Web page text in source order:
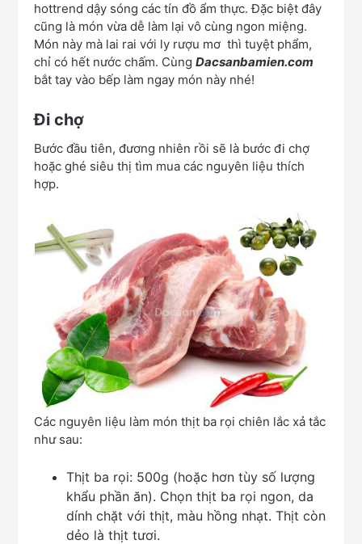
hottrend dậy sóng các tín đồ ẩm thực. Đặc biệt đây
cũng là món vừa dễ làm lại vô cùng ngon miệng.
Món này mà lai rai với ly rượu mơ thì tuyệt phẩm,
chỉ có hết nước chấm. CùngDacsanbamien.com
bắt tay vào bếp làm ngay món này nhé!
Đi chợ
Bước đầu tiên, đương nhiên rồi sẽ là bước đi chợ
hoặc ghé siêu thị tìm mua các nguyên liệu thích
hợp.
Các nguyên liệu làm món thịt ba rọi chiên lắc xả tắc
như sau:
Thịt ba rọi: 500g (hoặc hơn tùy số lượng
khẩu phần ăn). Chọn thịt ba rọi ngon, da
dính chặt với thịt, màu hồng nhạt. Thịt còn
dẻo là thịt tươi.